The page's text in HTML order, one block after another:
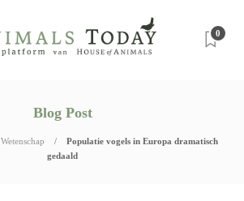
0
Blog Post
Wetenschap
Populatie vogels in Europa dramatisch
gedaald